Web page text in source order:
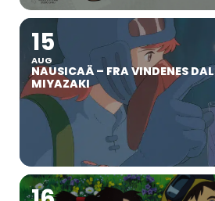
15
AUG
NAUSICAÄ – FRA VINDENES
MIYAZAKI